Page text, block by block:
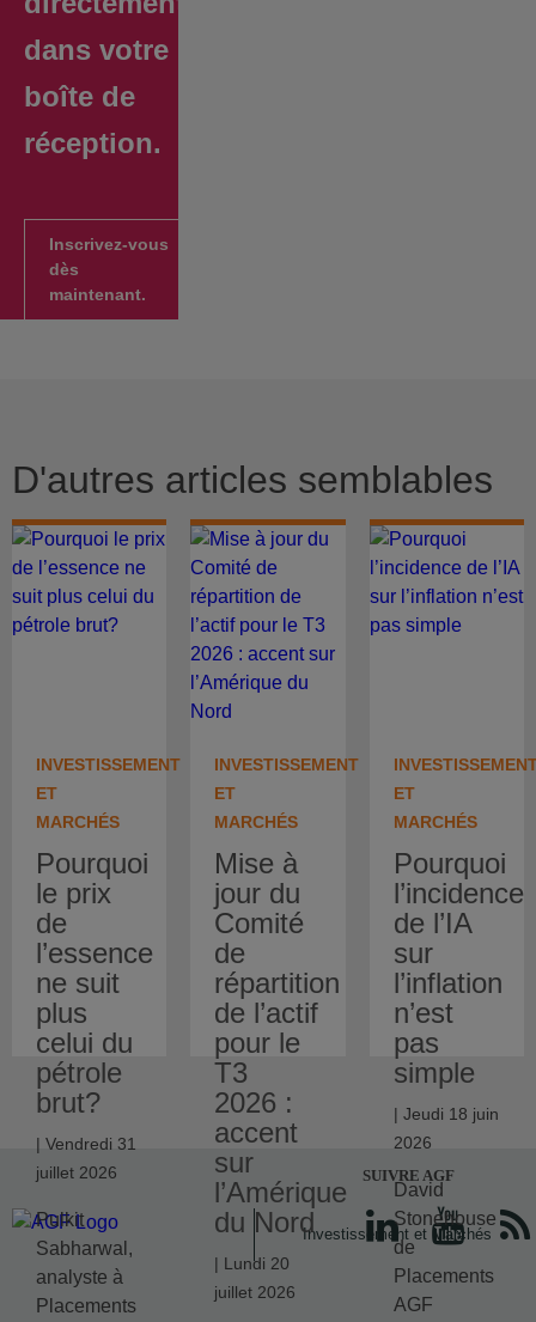
dans votre
boîte de
réception.
Inscrivez-vous
dès
maintenant.
D'autres articles semblables
INVESTISSEMENT
ET
MARCHÉS
Pourquoi
le prix
de
l’essence
ne suit
plus
celui du
pétrole
brut?
| Vendredi 31
juillet 2026
Pulkit
Sabharwal,
analyste à
Placements
INVESTISSEMENT
ET
MARCHÉS
Mise à
jour du
Comité
de
répartition
de l’actif
pour le
T3
2026 :
accent
sur
l’Amérique
du Nord
| Lundi 20
juillet 2026
ET
MARCHÉS
Pourquoi
l’incidence
de l’IA
sur
l’inflation
n’est
pas
simple
| Jeudi 18 juin
2026
David
Stonehouse
de
Placements
AGF
Investissement et Marchés
SUIVRE AGF